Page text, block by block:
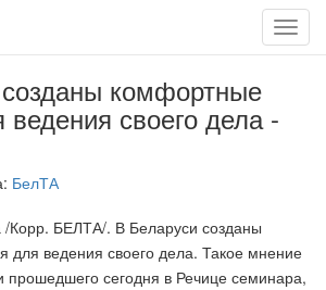
Меню
комфортные
своего дела -
БелТА
Корр. БЕЛТА/. В Беларуси созданы
для ведения своего дела. Такое мнение
прошедшего сегодня в Речице семинара,